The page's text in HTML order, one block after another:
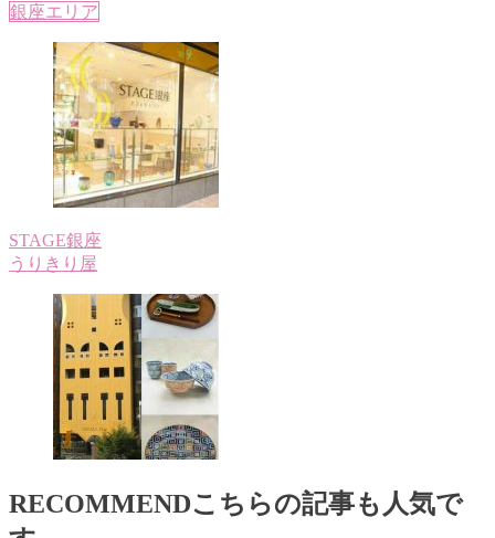
銀座エリア
STAGE銀座
うりきり屋
RECOMMENDこちらの記事も人気で